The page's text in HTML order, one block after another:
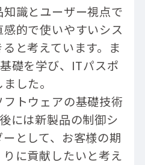
識とユーザー視点で
的で使いやすいシス
と考えています。ま
礎を学び、ITパスポ
した。
トウェアの基礎技術
には新製品の制御シ
として、お客様の期
に貢献したいと考え